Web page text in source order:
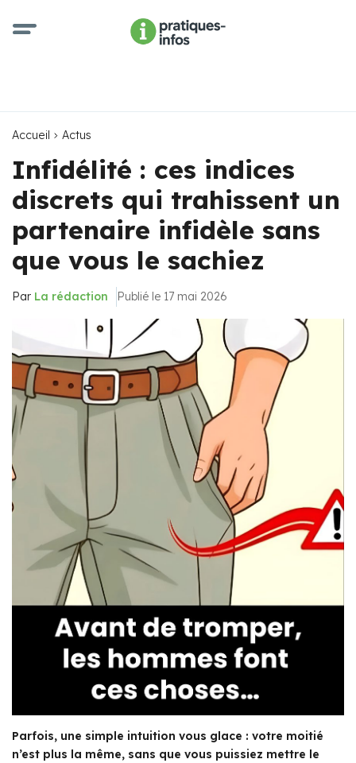
Accueil Actus
Infidélité : ces indices
discrets qui trahissent un
partenaire infidèle sans
que vous le sachiez
Par La rédaction Publié le 17 mai 2026
Parfois, une simple intuition vous glace : votre moitié
n’est plus la même, sans que vous puissiez mettre le